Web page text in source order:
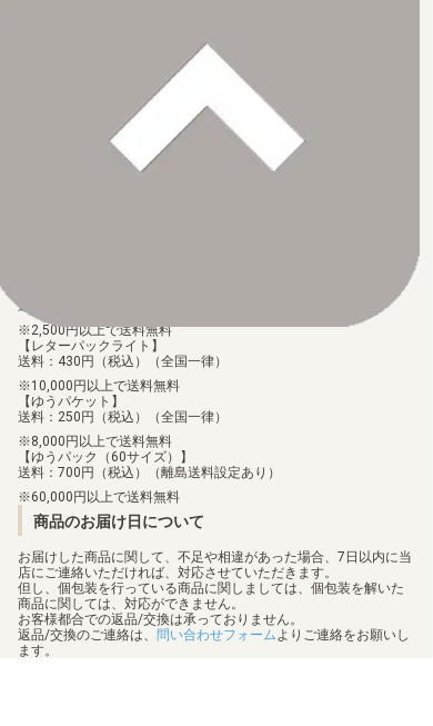
各種ブランドのカードをご利用いただけます。
【Paidy（後払い/コンビニ払い）】
お支払後の在庫確保となりますため、お早めにお支払をお願いし
なお、お支払口座は、注文確認メールに記載しております。
振込手数料はお客様負担となります。
送料：100円（税込）（全国一律）
2,500円以上で送料無料
【レターパックライト】
送料：430円（税込）（全国一律）
10,000円以上で送料無料
【ゆうパケット】
送料：250円（税込）（全国一律）
8,000円以上で送料無料
【ゆうパック（60サイズ）】
送料：700円（税込）（離島送料設定あり）
60,000円以上で送料無料
商品のお届け日について
お届けした商品に関して、不足や相違があった場合、7日以内に当
店にご連絡いただければ、対応させていただきます。
但し、個包装を行っている商品に関しましては、個包装を解いた
商品に関しては、対応ができません。
お客様都合での返品/交換は承っておりません。
返品/交換のご連絡は、 問い合わせフォームよりご連絡をお願いし
ます。